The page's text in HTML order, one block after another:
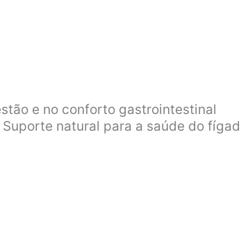
e no conforto gastrointestinal
Suporte natural para a saúde do